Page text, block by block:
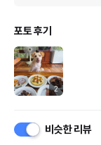
포토 후기
2
비슷한 리뷰